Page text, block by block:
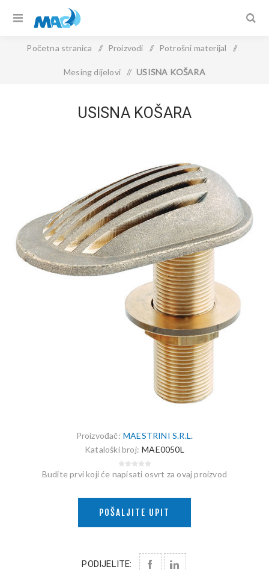
Početna stranica / Proizvodi / Potrošni materijal /
Mesing dijelovi / USISNA KOŠARA
USISNA KOŠARA
Proizvođač: MAESTRINI S.R.L.
Kataloški broj: MAE0050L
Budite prvi koji će napisati osvrt za ovaj proizvod
POŠALJITE UPIT
PODIJELITE: